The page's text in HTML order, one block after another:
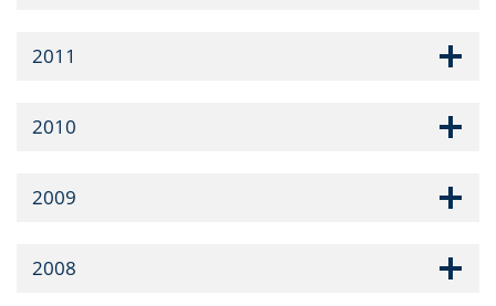
2011
2010
2009
2008